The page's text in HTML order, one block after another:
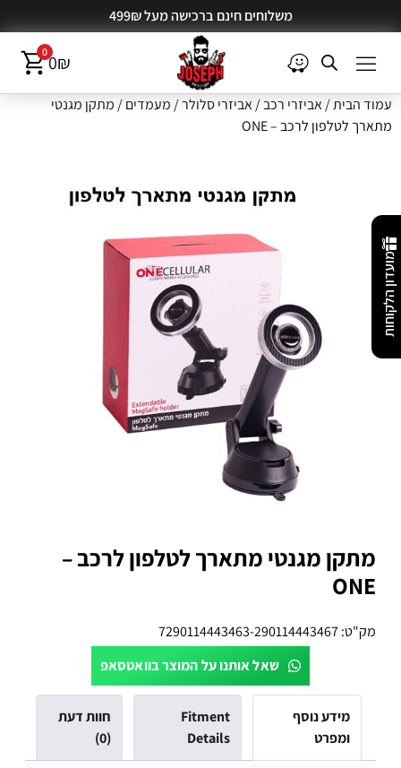
משלוחים חינם ברכישה מעל 499₪
00₪
מועדון הלקוחות
עמוד הבית/אביזרי רכב/אביזרי סלולר/ מעמדים/ מתקן מגנטי
מתארך לטלפון לרכב – ONE
מתקן מגנטי מתארך לטלפון לרכב –
ONE
מק"ט:7290114443463-290114443467
שאל אותנו על המוצר בוואטסאפ
מידע נוסף
ומפרט
Fitment
Details
חוות דעת
(0)